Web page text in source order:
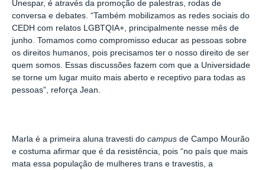
Unespar, é através da promoção de palestras, rodas de
conversa e debates. “Também mobilizamos as redes sociais do
CEDH com relatos LGBTQIA+, principalmente nesse mês de
junho. Tomamos como compromisso educar as pessoas sobre
os direitos humanos, pois precisamos ter o nosso direito de ser
quem somos. Essas discussões fazem com que a Universidade
se torne um lugar muito mais aberto e receptivo para todas as
pessoas”, reforça Jean.
Marla é a primeira aluna travesti do campus de Campo Mourão
e costuma afirmar que é da resistência, pois “no país que mais
mata essa população de mulheres trans e travestis, a